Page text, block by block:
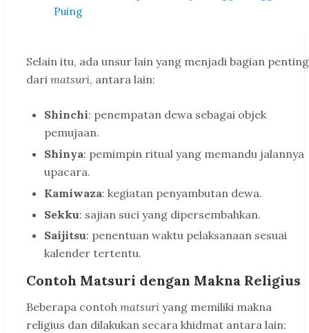
Puing
Selain itu, ada unsur lain yang menjadi bagian penting
dari matsuri, antara lain:
Shinchi: penempatan dewa sebagai objek
pemujaan.
Shinya: pemimpin ritual yang memandu jalannya
upacara.
Kamiwaza: kegiatan penyambutan dewa.
Sekku: sajian suci yang dipersembahkan.
Saijitsu: penentuan waktu pelaksanaan sesuai
kalender tertentu.
Contoh Matsuri dengan Makna Religius
Beberapa contoh matsuri yang memiliki makna
religius dan dilakukan secara khidmat antara lain: